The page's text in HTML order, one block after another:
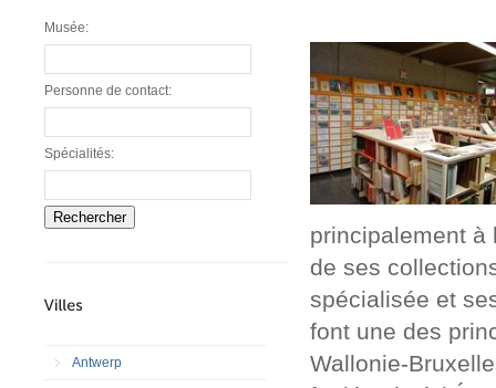
Musée:
Personne de contact:
Spécialités:
Rechercher
Antwerp
principalement à
de ses
spécialisée et
font une des
Wallonie-